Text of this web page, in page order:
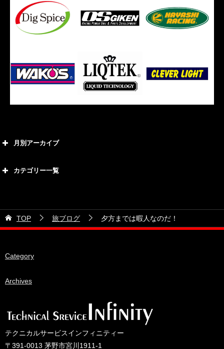
月別アーカイブ
2026年5月
2026年4月
2026年2月
2025年11月
2025年9月
カテゴリー一覧
21号車
28号車
TOP 旅ブログ 夕方までは暇人なのだ！
Category
Archives
テクニカルサービスインフィニティー
〒391-0013 茅野市宮川1911-1